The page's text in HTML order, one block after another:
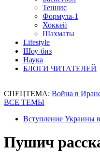
Теннис
Формула-1
Хоккей
Шахматы
Lifestyle
Шоу-биз
Наука
БЛОГИ ЧИТАТЕЛЕЙ
СПЕЦТЕМА: Война в
ВСЕ ТЕМЫ
Вступление Украины
Пушич